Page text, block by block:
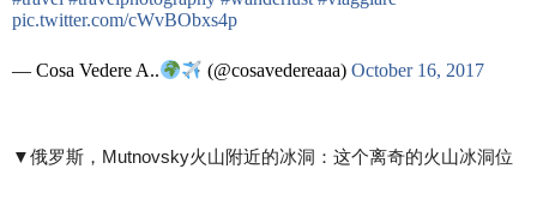
pic.twitter.com/cWvBObxs4p
— Cosa Vedere A.. (@cosavedereaaa)October 16, 2017
▼​俄罗斯，Mutnovsky火山附近的冰洞：这个离奇的火山冰洞位